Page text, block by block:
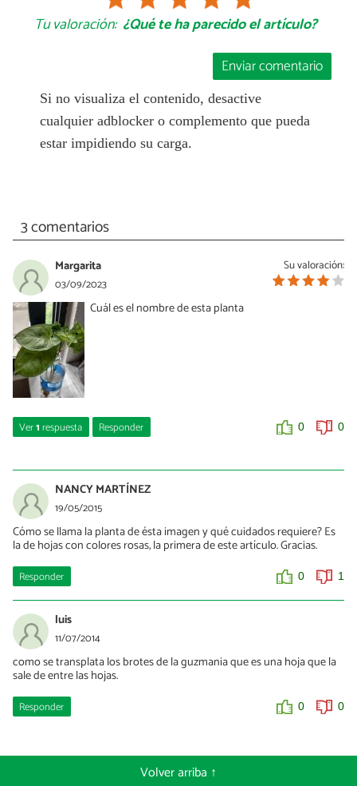
Tu valoración: ¿Qué te ha parecido el artículo?
Enviar comentario
Si no visualiza el contenido, desactive
cualquier adblocker o complemento que pueda
estar impidiendo su carga.
3 comentarios
Su valoración:
Margarita
03/09/2023
Cuál es el nombre de esta planta
Ver1respuesta Responder 0 0
12/08/2024
syngonium
0
NANCY MARTÍNEZ
19/05/2015
Cómo se llama la planta de ésta imagen y qué cuidados requiere? Es
la de hojas con colores rosas, la primera de este artículo. Gracias.
Responder 0 1
luis
11/07/2014
como se transplata los brotes de la guzmania que es una hoja que la
sale de entre las hojas.
Responder 0 0
Volver arriba ↑